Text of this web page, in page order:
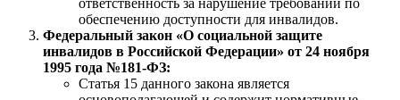
обеспечению доступности для инвалидов.
Федеральный закон «О социальной защите
инвалидов в Российской Федерации» от 24 ноября
1995 года №181-ФЗ:
Статья 15 данного закона является